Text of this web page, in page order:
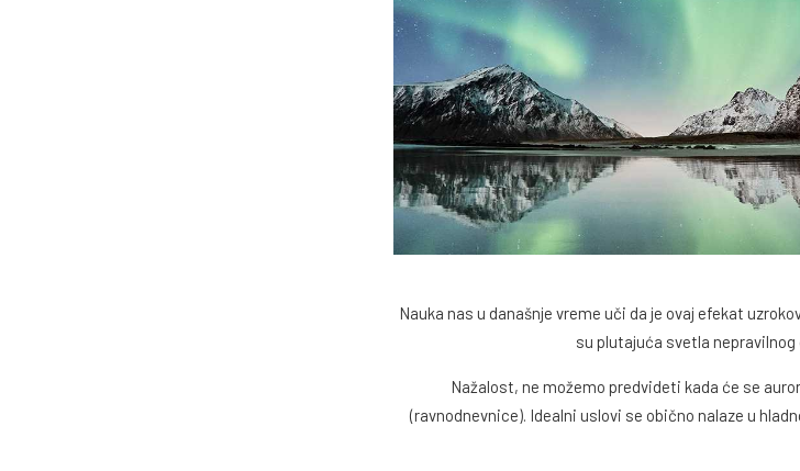
Nauka nas u današnje vreme uči da je ovaj efekat
su plutajuća svetla
Nažalost, ne možemo predvideti kada će se
(ravnodnevnice). Idealni uslovi se obično nalaze u